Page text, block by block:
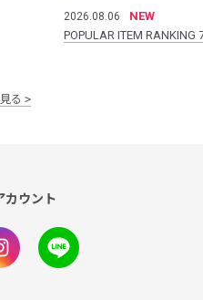
2026.08.06
NEW
POPULAR ITEM
る
カウント